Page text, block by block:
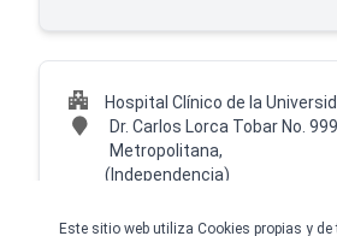
Hospital Clínico de la
Dr. Carlos Lorca Tobar No.
Metropolitana,
(Independencia)
Este sitio web utiliza Cookies propias y